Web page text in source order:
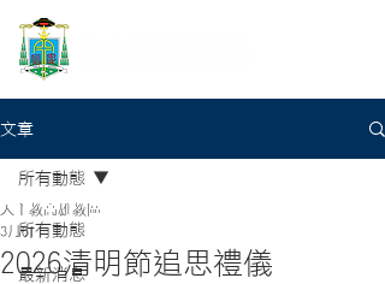
文章
所有動態
最新消息
所有動態
2026清明節追思禮儀
天主教高雄教區
3月6日